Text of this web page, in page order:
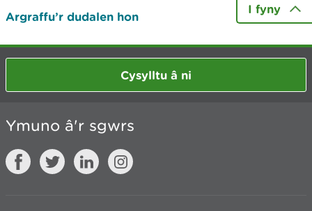
Argraffu’r dudalen hon
I fyny
Cysylltu â ni
Ymuno â'r sgwrs